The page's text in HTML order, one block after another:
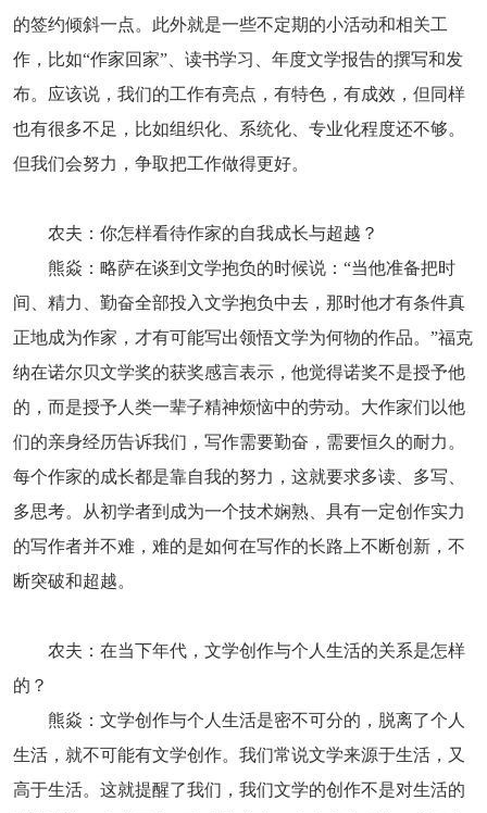
的签约倾斜一点。此外就是一些不定期的小活动和相关工
作，比如“作家回家”、读书学习、年度文学报告的撰写和发
布。应该说，我们的工作有亮点，有特色，有成效，但同样
也有很多不足，比如组织化、系统化、专业化程度还不够。
但我们会努力，争取把工作做得更好。
农夫：你怎样看待作家的自我成长与超越？
熊焱：略萨在谈到文学抱负的时候说：“当他准备把时
间、精力、勤奋全部投入文学抱负中去，那时他才有条件真
正地成为作家，才有可能写出领悟文学为何物的作品。”福克
纳在诺尔贝文学奖的获奖感言表示，他觉得诺奖不是授予他
的，而是授予人类一辈子精神烦恼中的劳动。大作家们以他
们的亲身经历告诉我们，写作需要勤奋，需要恒久的耐力。
每个作家的成长都是靠自我的努力，这就要求多读、多写、
多思考。从初学者到成为一个技术娴熟、具有一定创作实力
的写作者并不难，难的是如何在写作的长路上不断创新，不
断突破和超越。
农夫：在当下年代，文学创作与个人生活的关系是怎样
的？
熊焱：文学创作与个人生活是密不可分的，脱离了个人
生活，就不可能有文学创作。我们常说文学来源于生活，又
高于生活。这就提醒了我们，我们文学的创作不是对生活的